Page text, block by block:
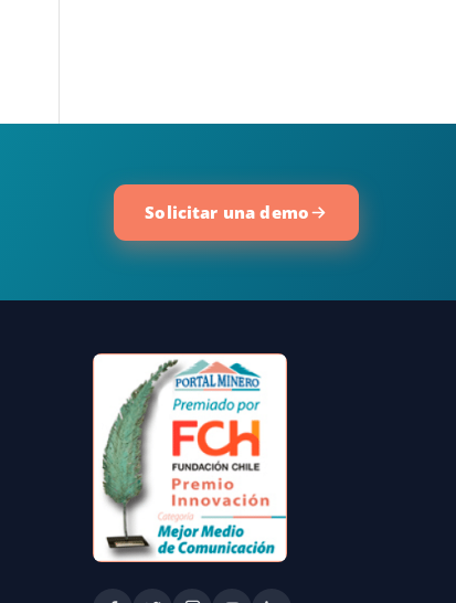
Solicitar una demo